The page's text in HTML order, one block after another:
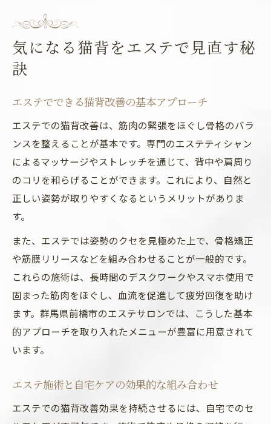
気になる猫背をエステで見直す秘
訣
エステでできる猫背改善の基本アプローチ
エステでの猫背改善は、筋肉の緊張をほぐし骨格のバラ
ンスを整えることが基本です。専門のエステティシャン
によるマッサージやストレッチを通じて、背中や肩周り
のコリを和らげることができます。これにより、自然と
正しい姿勢が取りやすくなるというメリットがありま
す。
また、エステでは姿勢のクセを見極めた上で、骨格矯正
や筋膜リリースなどを組み合わせることが一般的です。
これらの施術は、長時間のデスクワークやスマホ使用で
固まった筋肉をほぐし、血流を促進して疲労回復を助け
ます。群馬県前橋市のエステサロンでは、こうした基本
的アプローチを取り入れたメニューが豊富に用意されて
います。
エステ施術と自宅ケアの効果的な組み合わせ
エステでの猫背改善効果を持続させるには、自宅でのセ